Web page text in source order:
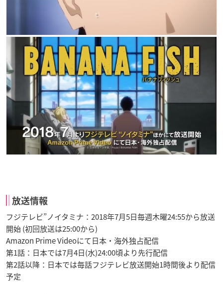
放送情報
フジテレビ”ノイタミナ：2018年7月5日毎週木曜24:55から放送
開始 (初回放送は25:00から)
Amazon Prime Videoにて日本・海外独占配信
第1話：日本では7月4日(水)24:00頃より先行配信
第2話以降：日本では毎話フジテレビ放送開始1時間後より配信
予定